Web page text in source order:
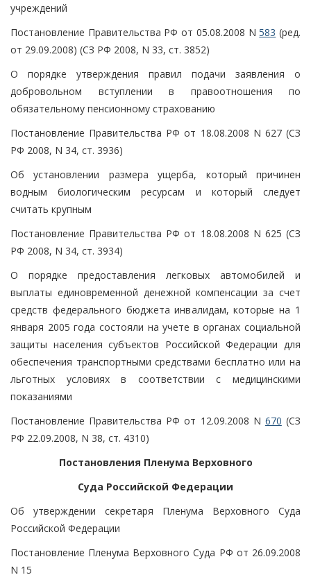
учреждений
Постановление Правительства РФ от 05.08.2008 N583 (ред.
от 29.09.2008) (СЗ РФ 2008, N 33, ст. 3852)
О порядке утверждения правил подачи заявления о
добровольном вступлении в правоотношения по
обязательному пенсионному страхованию
Постановление Правительства РФ от 18.08.2008 N 627 (СЗ
РФ 2008, N 34, ст. 3936)
Об установлении размера ущерба, который причинен
водным биологическим ресурсам и который следует
считать крупным
Постановление Правительства РФ от 18.08.2008 N 625 (СЗ
РФ 2008, N 34, ст. 3934)
О порядке предоставления легковых автомобилей и
выплаты единовременной денежной компенсации за счет
средств федерального бюджета инвалидам, которые на 1
января 2005 года состояли на учете в органах социальной
защиты населения субъектов Российской Федерации для
обеспечения транспортными средствами бесплатно или на
льготных условиях в соответствии с медицинскими
показаниями
Постановление Правительства РФ от 12.09.2008 N 670 (СЗ
РФ 22.09.2008, N 38, ст. 4310)
Постановления Пленума Верховного
Суда Российской Федерации
Об утверждении секретаря Пленума Верховного Суда
Российской Федерации
Постановление Пленума Верховного Суда РФ от 26.09.2008
N 15